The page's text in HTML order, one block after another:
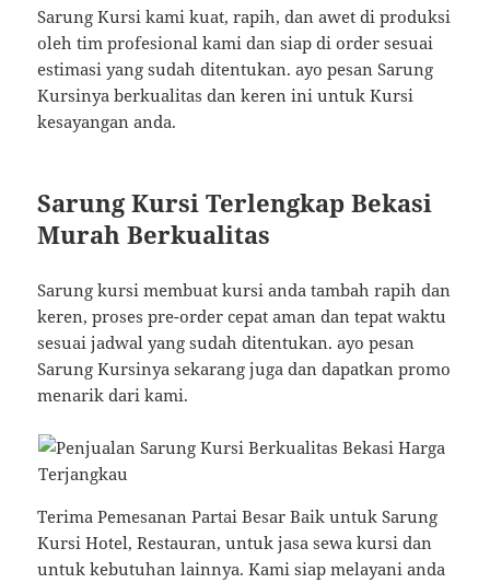
Sarung Kursi kami kuat, rapih, dan awet di produksi
oleh tim profesional kami dan siap di order sesuai
estimasi yang sudah ditentukan. ayo pesan Sarung
Kursinya berkualitas dan keren ini untuk Kursi
kesayangan anda.
Sarung Kursi Terlengkap Bekasi
Murah Berkualitas
Sarung kursi membuat kursi anda tambah rapih dan
keren, proses pre-order cepat aman dan tepat waktu
sesuai jadwal yang sudah ditentukan. ayo pesan
Sarung Kursinya sekarang juga dan dapatkan promo
menarik dari kami.
Terima Pemesanan Partai Besar Baik untuk Sarung
Kursi Hotel, Restauran, untuk jasa sewa kursi dan
untuk kebutuhan lainnya. Kami siap melayani anda